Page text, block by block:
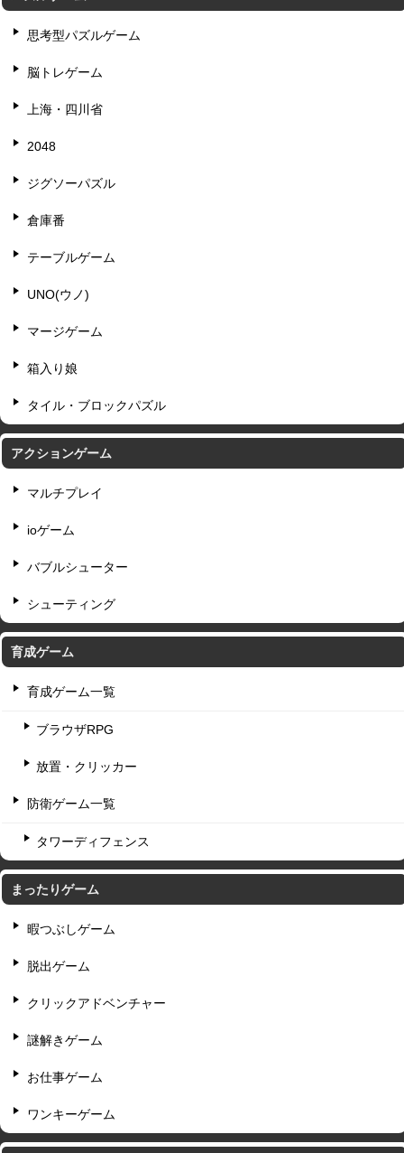
思考型パズルゲーム
脳トレゲーム
上海・四川省
2048
ジグソーパズル
倉庫番
テーブルゲーム
UNO(ウノ)
マージゲーム
箱入り娘
タイル・ブロックパズル
アクションゲーム
マルチプレイ
ioゲーム
バブルシューター
シューティング
育成ゲーム
育成ゲーム一覧
ブラウザRPG
放置・クリッカー
防衛ゲーム一覧
タワーディフェンス
まったりゲーム
暇つぶしゲーム
脱出ゲーム
クリックアドベンチャー
謎解きゲーム
お仕事ゲーム
ワンキーゲーム